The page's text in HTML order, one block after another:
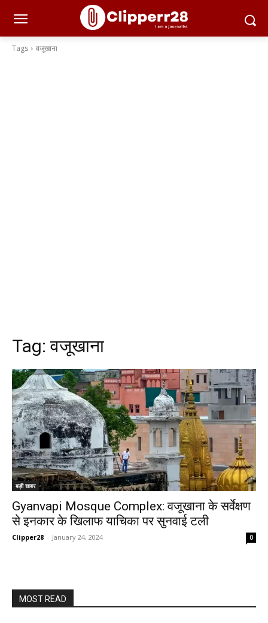
Tags वजूखाना
Tag:वजूखाना
बड़ी खबर
Gyanvapi Mosque Complex: वजूखाना के सर्वेक्षण
से इनकार के खिलाफ याचिका पर सुनवाई टली
Clipper28 - January 24, 2024 0
MOST READ